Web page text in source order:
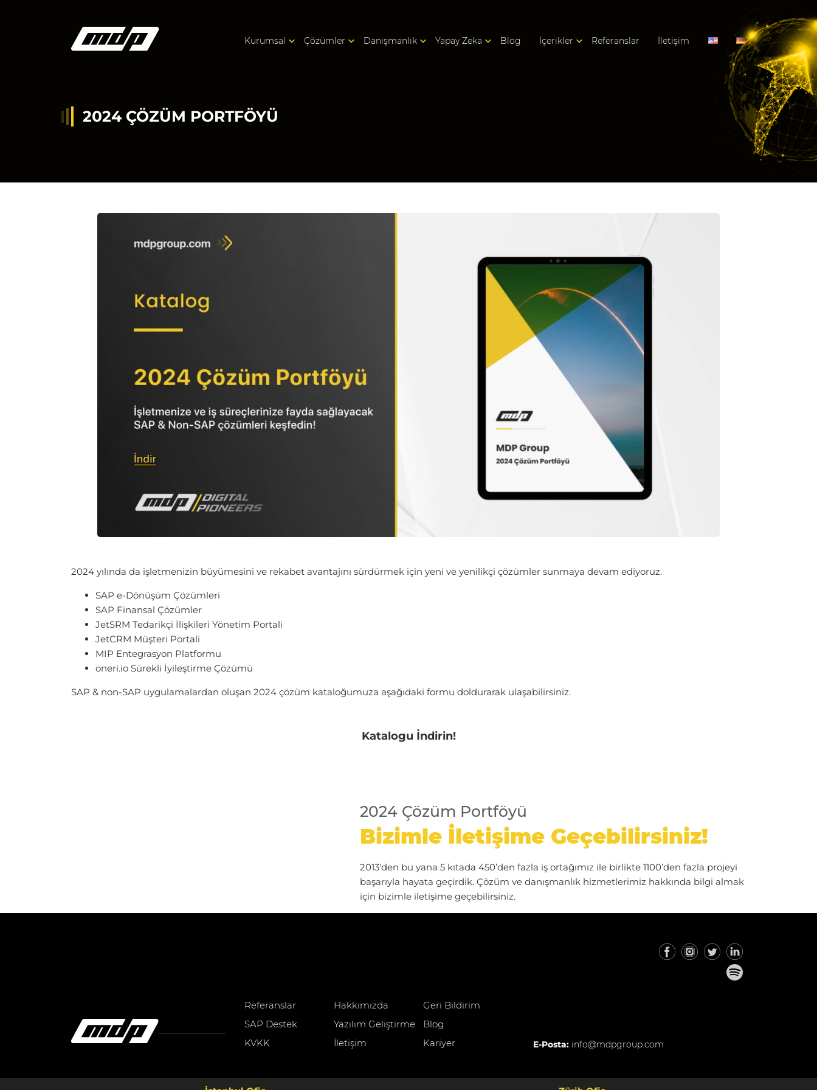
Kurumsal Çözümler Danışmanlık Yapay Zeka Blog İçerikler Referanslar İletişim
2024 ÇÖZÜM PORTFÖYÜ
2024 yılında da işletmenizin büyümesini ve rekabet avantajını sürdürmek için yeni ve yenilikçi çözümler sunmaya devam ediyoruz.
SAP e-Dönüşüm Çözümleri
SAP Finansal Çözümler
JetSRM Tedarikçi İlişkileri Yönetim Portali
JetCRM Müşteri Portali
MIP Entegrasyon Platformu
oneri.io Sürekli İyileştirme Çözümü
SAP & non-SAP uygulamalardan oluşan 2024 çözüm kataloğumuza aşağıdaki formu doldurarak ulaşabilirsiniz.
Katalogu İndirin!
2024 Çözüm Portföyü
Bizimle İletişime Geçebilirsiniz!
2013'den bu yana 5 kıtada 450’den fazla iş ortağımız ile birlikte 1100’den fazla projeyi
başarıyla hayata geçirdik. Çözüm ve danışmanlık hizmetlerimiz hakkında bilgi almak
için bizimle iletişime geçebilirsiniz.
Referanslar Hakkımızda
Geri Bildirim
SAP Destek
Yazılım Geliştirme
Blog
KVKK
İletişim Kariyer E-Posta: info@mdpgroup.com